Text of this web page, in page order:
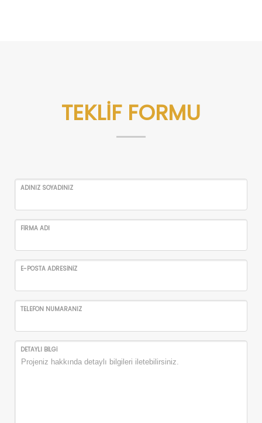
TEKLİF FORMU
ADINIZ SOYADINIZ
FİRMA ADI
E-POSTA ADRESİNİZ
TELEFON NUMARANIZ
DETAYLI BİLGİ